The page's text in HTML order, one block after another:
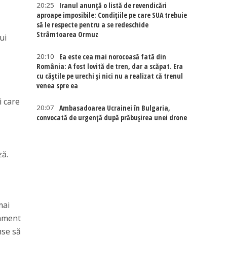
care
să
20:25
Iranul anunță o listă de revendicări
aproape imposibile: Condițiile pe care SUA trebuie
să le respecte pentru a se redeschide
Strâmtoarea Ormuz
20:10
Ea este cea mai norocoasă fată din
România: A fost lovită de tren, dar a scăpat. Era
cu căștile pe urechi și nici nu a realizat că trenul
venea spre ea
20:07
Ambasadoarea Ucrainei în Bulgaria,
convocată de urgență după prăbușirea unei drone